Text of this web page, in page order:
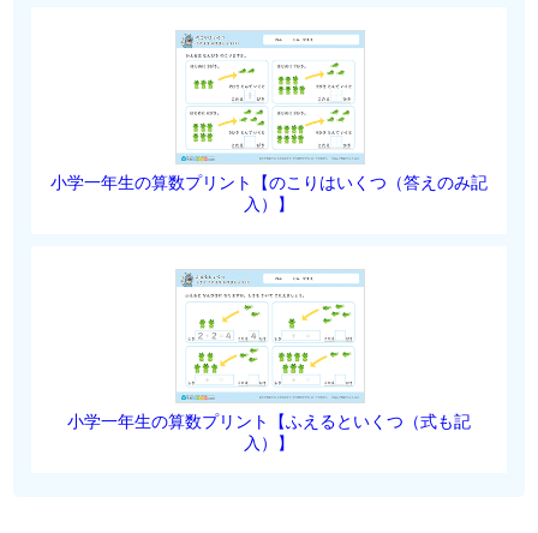
小学一年生の算数プリント【のこりはいくつ（答えのみ記
入）】
小学一年生の算数プリント【ふえるといくつ（式も記
入）】